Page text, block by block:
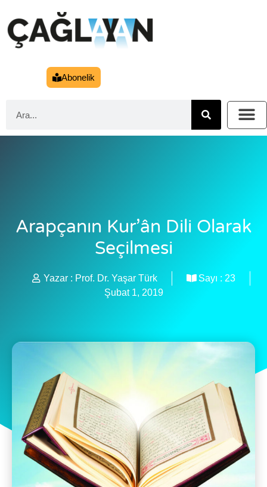
Abonelik
Arapçanın Kur’ân Dili Olarak
Seçilmesi
Yazar : Prof. Dr. Yaşar Türk Sayı : 23
Şubat 1, 2019